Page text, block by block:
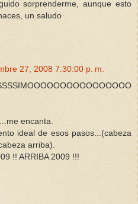
sorprenderme, aunque esto
un saludo
27, 2008 7:30:00 p. m.
encanta.
ideal de esos pasos...(cabeza
arriba).
!! ARRIBA 2009 !!!